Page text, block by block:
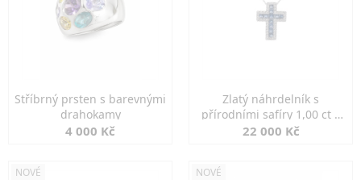
Stříbrný prsten s barevnými
drahokamy
4 000 Kč
Zlatý náhrdelník s
přírodními safíry 1,00 ct a
diamanty
22 000 Kč
NOVÉ NOVÉ